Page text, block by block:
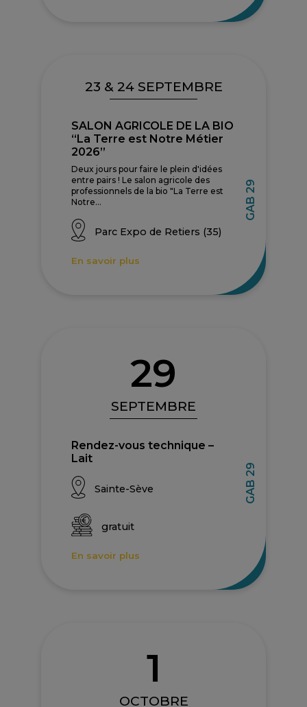
23 & 24 SEPTEMBRE
SALON AGRICOLE DE LA BIO
“La Terre est Notre Métier
2026”
Deux jours pour faire le plein d'idées
entre pairs ! Le salon agricole des
professionnels de la bio "La Terre est
Notre...
Parc Expo de Retiers (35)
En savoir plus
GAB 29
29
SEPTEMBRE
Rendez-vous technique –
Lait
Sainte-Sève
gratuit
En savoir plus
GAB 29
1
OCTOBRE